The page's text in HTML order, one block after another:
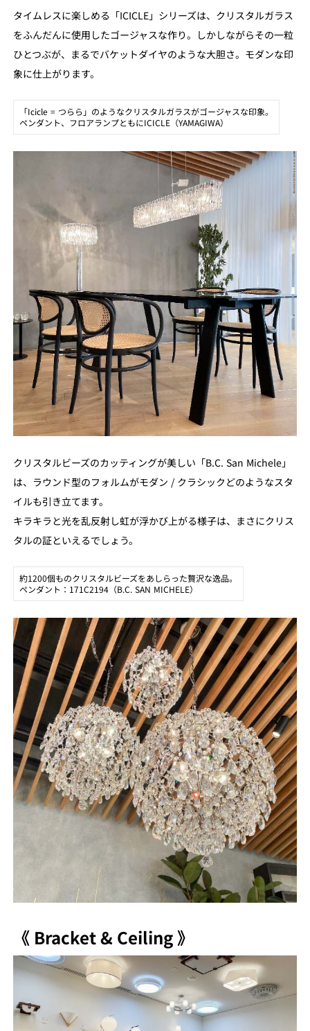
タイムレスに楽しめる「ICICLE」シリーズは、クリスタルガラス
をふんだんに使用したゴージャスな作り。しかしながらその一粒
ひとつぶが、まるでバケットダイヤのような大胆さ。モダンな印
象に仕上がります。
「Icicle = つらら」のようなクリスタルガラスがゴージャスな印象。
ペンダント、フロアランプともにICICLE（YAMAGIWA）
クリスタルビーズのカッティングが美しい「B.C. San Michele」
は、ラウンド型のフォルムがモダン / クラシックどのようなスタ
イルも引き立てます。
キラキラと光を乱反射し虹が浮かび上がる様子は、まさにクリス
タルの証といえるでしょう。
約1200個ものクリスタルビーズをあしらった贅沢な逸品。
ペンダント：171C2194（B.C. SAN MICHELE）
《 Bracket & Ceiling 》